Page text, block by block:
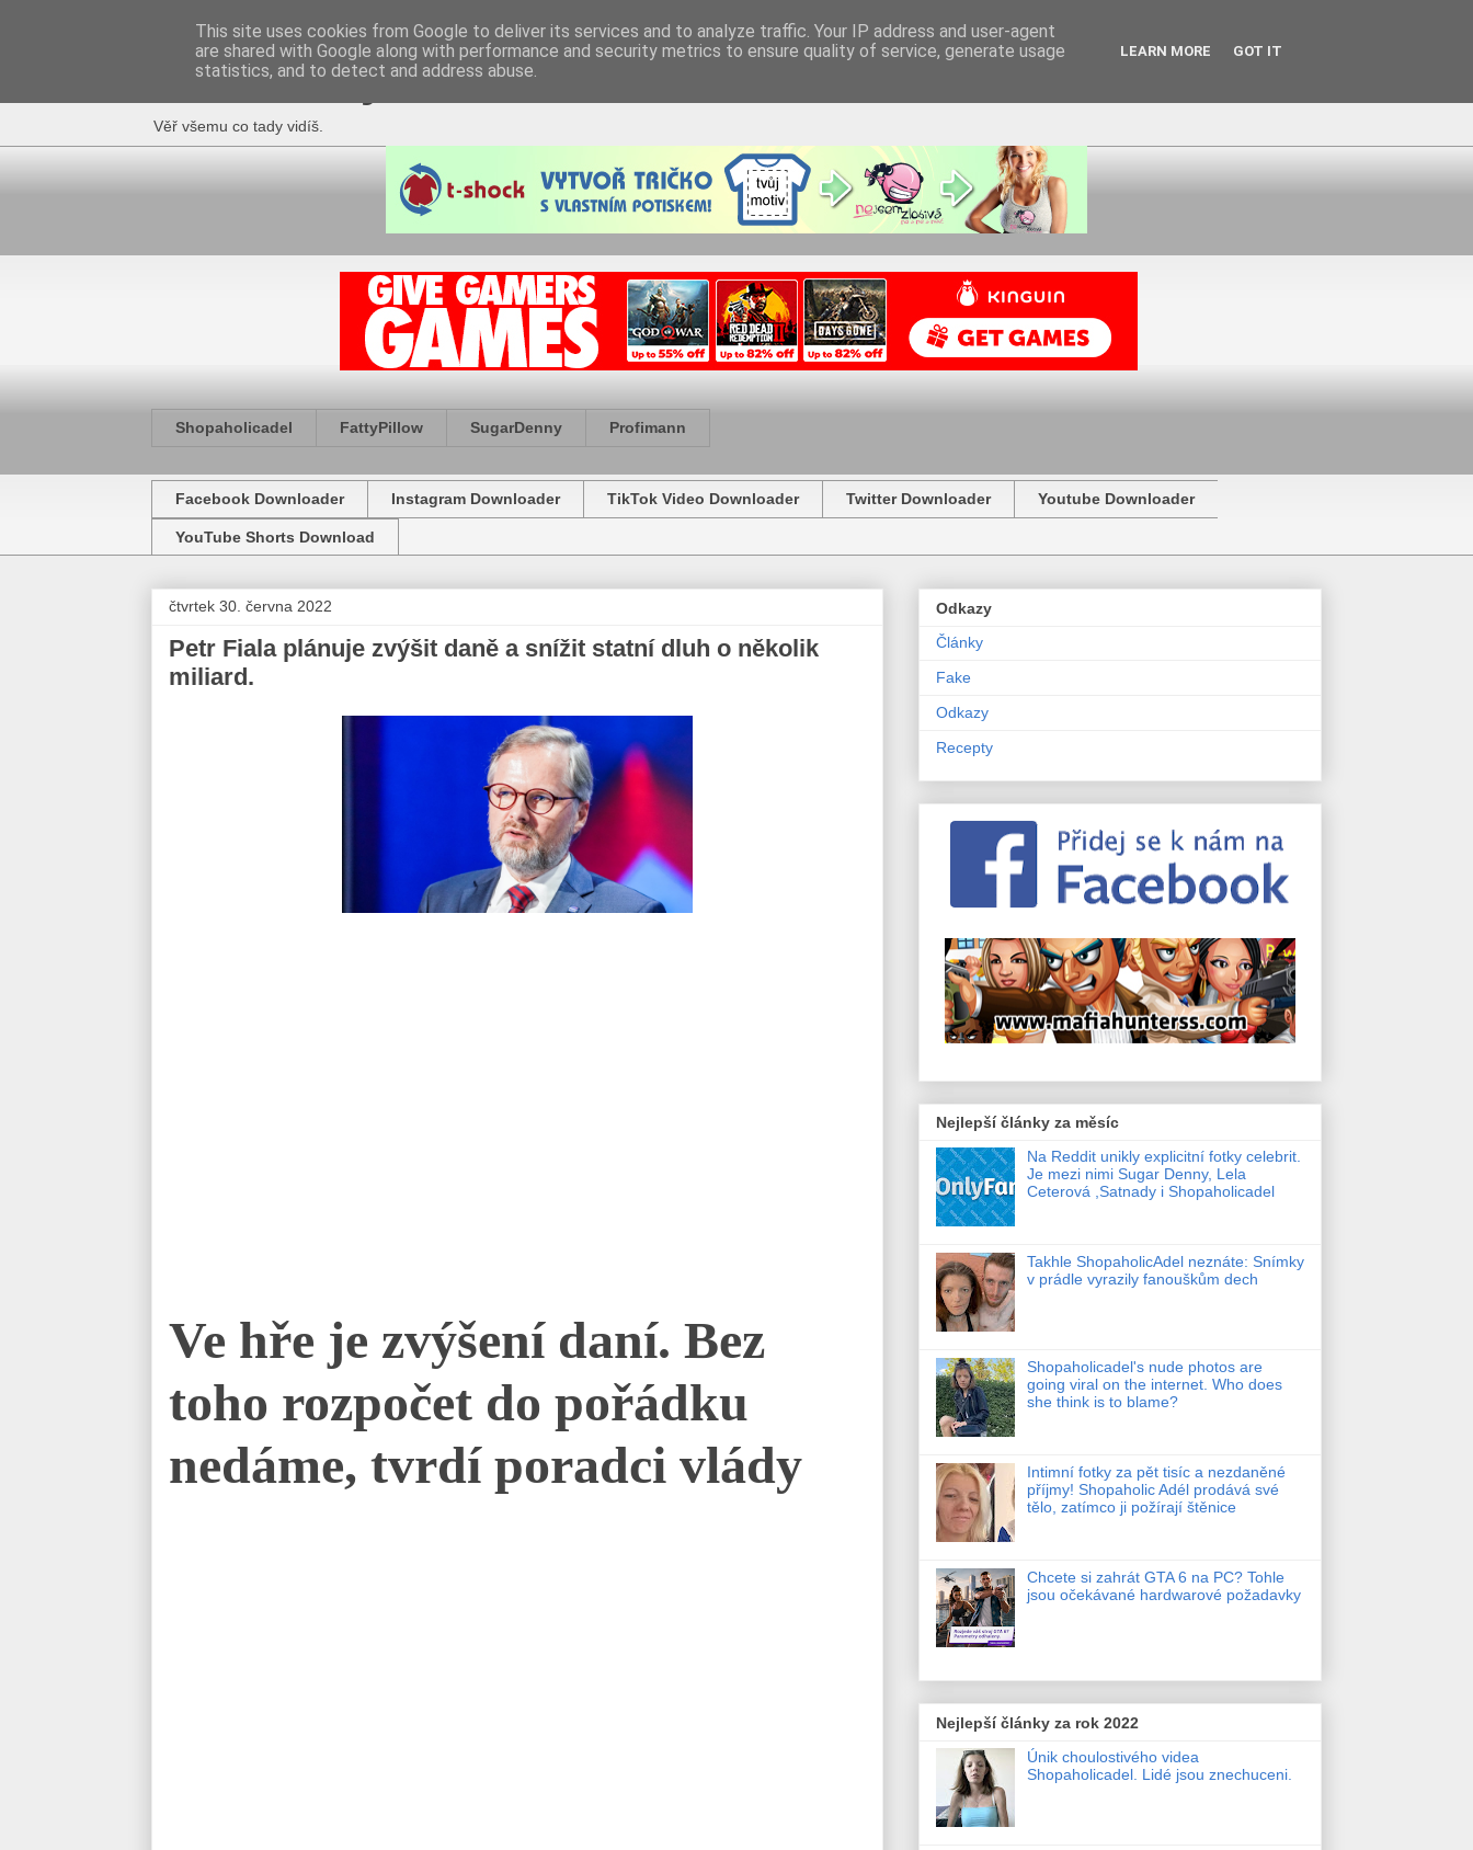
Fakečlánky
Věř všemu co tady vidíš.
Shopaholicadel FattyPillow SugarDenny Profimann
Facebook Downloader Instagram Downloader TikTok Video Downloader Twitter Downloader Youtube Downloader
YouTube Shorts Download
čtvrtek 30. června 2022
Petr Fiala plánuje zvýšit daně a snížit statní dluh o několik
miliard.
Ve hře je zvýšení daní. Bez
toho rozpočet do pořádku
nedáme, tvrdí poradci vlády
Odkazy
Články
Fake
Odkazy
Recepty
Nejlepší články za měsíc
Na Reddit unikly explicitní fotky celebrit.
Je mezi nimi Sugar Denny, Lela
Ceterová ,Satnady i Shopaholicadel
Takhle ShopaholicAdel neznáte: Snímky
v prádle vyrazily fanouškům dech
Shopaholicadel's nude photos are
going viral on the internet. Who does
she think is to blame?
Intimní fotky za pět tisíc a nezdaněné
příjmy! Shopaholic Adél prodává své
tělo, zatímco ji požírají štěnice
Chcete si zahrát GTA 6 na PC? Tohle
jsou očekávané hardwarové požadavky
Nejlepší články za rok 2022
Únik choulostivého videa
Shopaholicadel. Lidé jsou znechuceni.
This site uses cookies from Google to deliver its services and to analyze traffic. Your IP address and user-agent
are shared with Google along with performance and security metrics to ensure quality of service, generate usage
statistics, and to detect and address abuse.
LEARN MORE GOT IT